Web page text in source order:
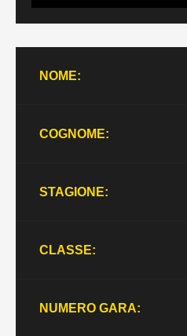
NOME:
COGNOME:
STAGIONE:
CLASSE:
NUMERO GARA: